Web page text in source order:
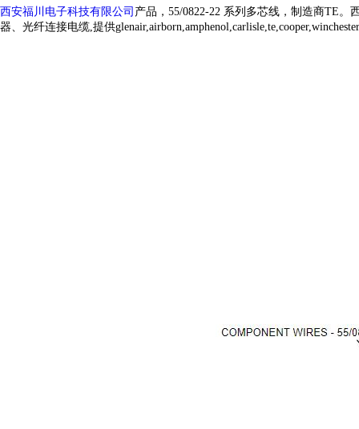
西安福川电子科技有限公司 产品，55/0822-22 系列多芯线，制造商TE
器、光纤连接电缆,提供